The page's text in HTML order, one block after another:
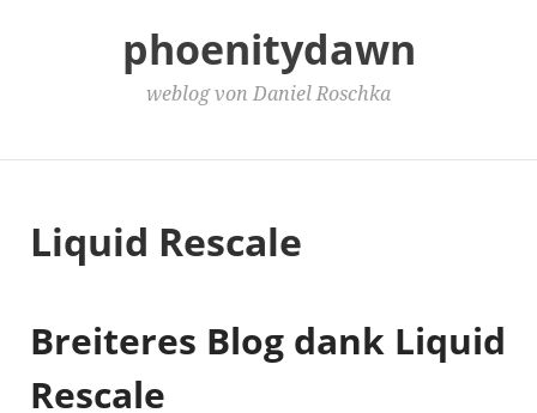
phoenitydawn
weblog von Daniel Roschka
Liquid Rescale
Breiteres Blog dank Liquid
Rescale